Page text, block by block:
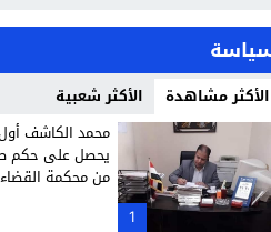
الأكثر مشاهدة الأكثر شعبية
1
محمد الكاشف
من محكمة القضاء